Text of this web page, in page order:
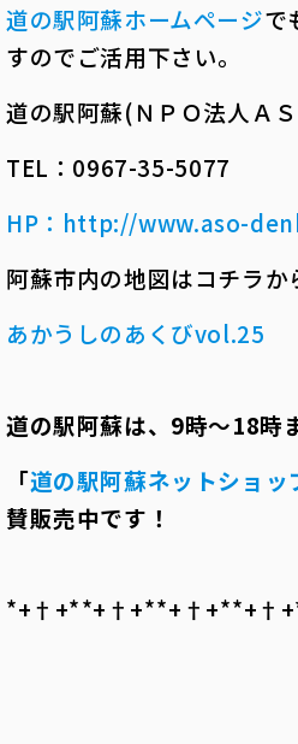
道の駅阿蘇ホームページで
すのでご活用下さい。
道の駅阿蘇(ＮＰＯ法人Ａ
TEL：0967-35-5077
HP ： http://www.aso-
阿蘇市内の地図はコチラか
あかうしのあくびvol.25
道の駅阿蘇は、9時～18時
「道の駅阿蘇ネットショッ
賛販売中です！